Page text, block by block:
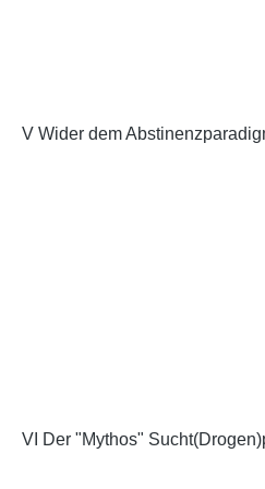
V Wider dem
VI Der "Mythos"